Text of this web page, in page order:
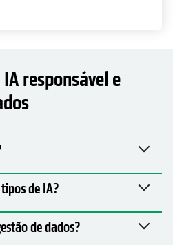
responsável e
de IA?
de dados?